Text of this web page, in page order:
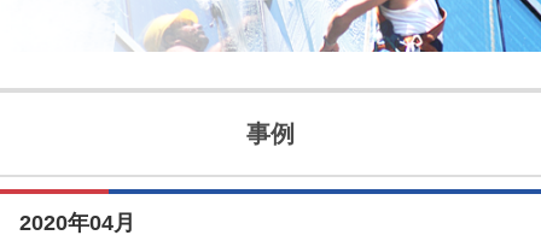
ノーブルライフの強み・特徴
ウルトラフロアケア
エアコン関連 ～修繕・入
替・クリーニング～
事例
2020年04月